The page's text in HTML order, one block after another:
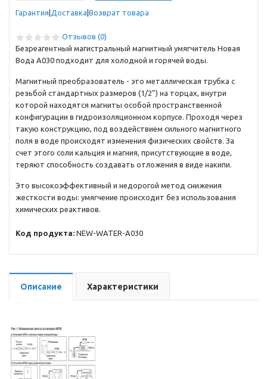
Гарантия Доставка Возврат товара
Отзывов (0)
Безреагентный магистральный магнитный умягчитель Новая
Вода А030 подходит для холодной и горячей воды.
Магнитный преобразователь - это металлическая трубка с
резьбой стандартных размеров (1/2”) на торцах, внутри
которой находятся магниты особой пространственной
конфигурации в гидроизоляционном корпусе. Проходя через
такую конструкцию, под воздействием сильного магнитного
поля в воде происходят изменения физических свойств. За
счет этого соли кальция и магния, присутствующие в воде,
теряют способность создавать отложения в виде накипи.
Это высокоэффективный и недорогой метод снижения
жесткости воды: умягчение происходит без использования
химических реактивов.
Код продукта: NEW-WATER-A030
Описание Характеристики